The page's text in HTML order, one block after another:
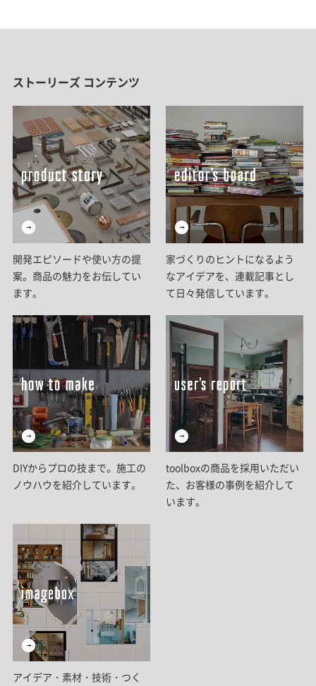
ストーリーズ コンテンツ
開発エピソードや使い方の提
案。商品の魅力をお伝してい
ます。
家づくりのヒントになるよう
なアイデアを、連載記事とし
て日々発信しています。
DIYからプロの技まで。施工の
ノウハウを紹介しています。
toolboxの商品を採用いただい
た、お客様の事例を紹介して
います。
アイデア・素材・技術・つく